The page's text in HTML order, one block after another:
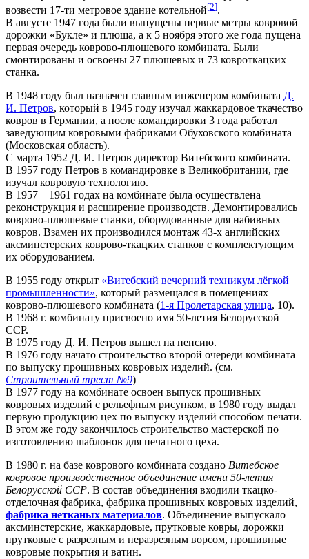
возвести 17-ти метровое здание котельной[2].
В августе 1947 года были выпущены первые метры ковровой
дорожки «Букле» и плюша, а к 5 ноября этого же года пущена
первая очередь коврово-плюшевого комбината. Были
смонтированы и освоены 27 плюшевых и 73 ковроткацких
станка.
В 1948 году был назначен главным инженером комбината Д.
И. Петров, который в 1945 году изучал жаккардовое ткачество
ковров в Германии, а после командировки 3 года работал
заведующим ковровыми фабриками Обуховского комбината
(Московская область).
С марта 1952 Д. И. Петров директор Витебского комбината.
В 1957 году Петров в командировке в Великобритании, где
изучал ковровую технологию.
В 1957—1961 годах на комбинате была осуществлена
реконструкция и расширение производств. Демонтировались
коврово-плюшевые станки, оборудованные для набивных
ковров. Взамен их производился монтаж 43-х английских
аксминстерских коврово-ткацких станков с комплектующим
их оборудованием.
В 1955 году открыт «Витебский вечерний техникум лёгкой
промышленности», который размещался в помещениях
коврово-плюшевого комбината (1-я Пролетарская улица, 10).
В 1968 г. комбинату присвоено имя 50-летия Белорусской
ССР.
В 1975 году Д. И. Петров вышел на пенсию.
В 1976 году начато строительство второй очереди комбината
по выпуску прошивных ковровых изделий. (см.
Строительный трест №9)
В 1977 году на комбинате освоен выпуск прошивных
ковровых изделий с рельефным рисунком, в 1980 году выдал
первую продукцию цех по выпуску изделий способом печати.
В этом же году закончилось строительство мастерской по
изготовлению шаблонов для печатного цеха.
В 1980 г. на базе коврового комбината создано Витебское
ковровое производственное объединение имени 50-летия
Белорусской ССР. В состав объединения входили ткацко-
отделочная фабрика, фабрика прошивных ковровых изделий,
фабрика нетканых материалов. Объединение выпускало
аксминстерские, жаккардовые, прутковые ковры, дорожки
прутковые с разрезным и неразрезным ворсом, прошивные
ковровые покрытия и ватин.